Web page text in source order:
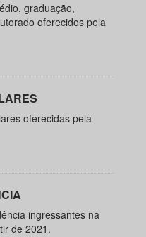
graduação,
oferecidos pela
oferecidas pela
ingressantes na
de 2021.